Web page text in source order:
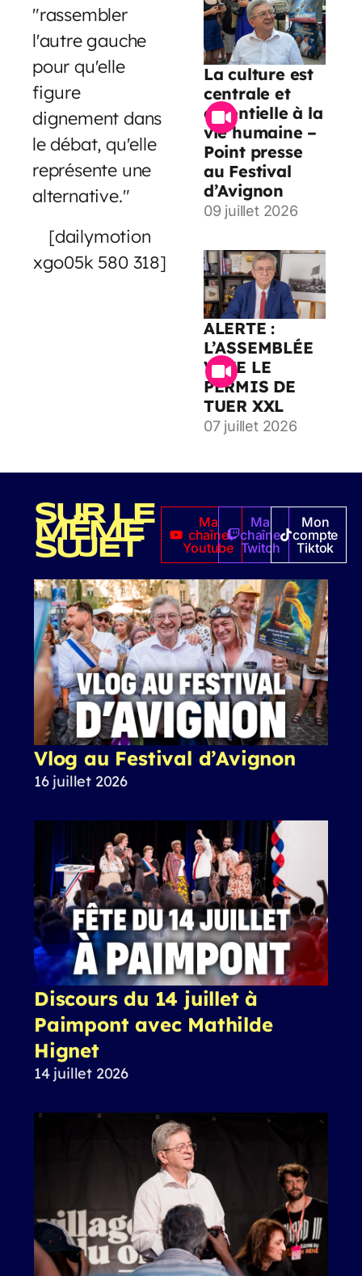
"rassembler
l'autre gauche
pour qu'elle
figure
dignement dans
le débat, qu'elle
représente une
alternative."
[dailymotion
xgo05k 580 318]
La culture est
centrale et
essentielle à la
vie humaine –
Point presse
au Festival
d’Avignon
09 juillet 2026
ALERTE :
L’ASSEMBLÉE
VOTE LE
PERMIS DE
TUER XXL
07 juillet 2026
SUR LE
MÊME
SUJET
Ma
chaîne
Youtube
Ma
chaîne
Twitch
Mon
compte
Tiktok
Vlog au Festival d’Avignon
16 juillet 2026
Discours du 14 juillet à
Paimpont avec Mathilde
Hignet
14 juillet 2026